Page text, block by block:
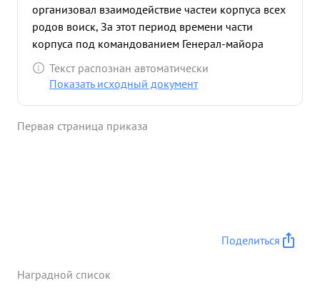
организовал взаимодействие частеи корпуса всех
родов воиск, За этот период времени части
корпуса под командованием Генерал-майора
БУШЕВА освободили территорию от противника в
3185 кв. километров ,а так-же ряд городов как г.
потерял только убитыми 7720 солдат и офицеров
Текст распознан автоматически
Показать исходный документ
Первая страница приказа
Поделиться
Наградной список